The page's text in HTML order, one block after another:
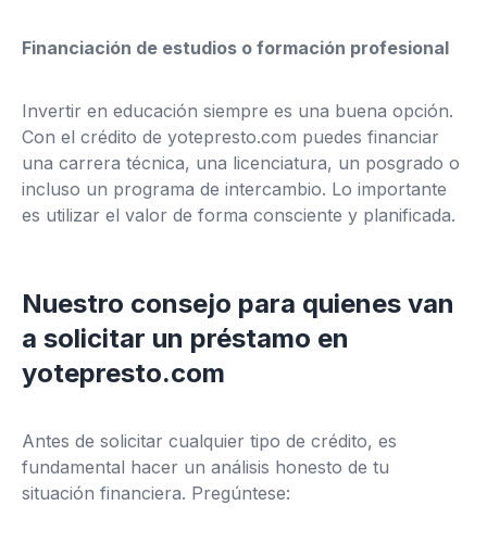
Financiación de estudios o formación profesional
Invertir en educación siempre es una buena opción.
Con el crédito de yotepresto.com puedes financiar
una carrera técnica, una licenciatura, un posgrado o
incluso un programa de intercambio. Lo importante
es utilizar el valor de forma consciente y planificada.
Nuestro consejo para quienes van
a solicitar un préstamo en
yotepresto.com
Antes de solicitar cualquier tipo de crédito, es
fundamental hacer un análisis honesto de tu
situación financiera. Pregúntese: